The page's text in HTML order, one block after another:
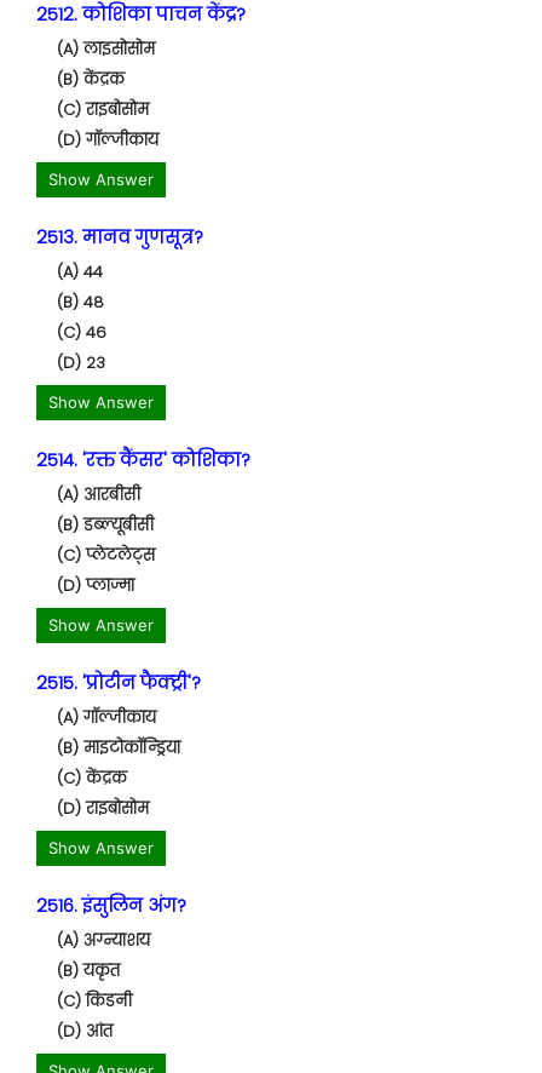
2512. कोशिका पाचन केंद्र?
(A) लाइसोसोम
(B) केंद्रक
(C) राइबोसोम
(D) गॉल्जीकाय
Show Answer
2513. मानव गुणसूत्र?
(A) 44
(B) 48
(C) 46
(D) 23
Show Answer
2514. 'रक्त कैंसर' कोशिका?
(A) आरबीसी
(B) डब्ल्यूबीसी
(C) प्लेटलेट्स
(D) प्लाज्मा
Show Answer
2515. 'प्रोटीन फैक्ट्री'?
(A) गॉल्जीकाय
(B) माइटोकॉन्ड्रिया
(C) केंद्रक
(D) राइबोसोम
Show Answer
2516. इंसुलिन अंग?
(A) अग्न्याशय
(B) यकृत
(C) किडनी
(D) आंत